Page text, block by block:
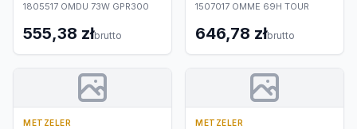
1805517 OMDU 73W GPR300
555,38 złbrutto
1507017 OMME 69H TOUR
646,78 złbrutto
METZELER METZELER